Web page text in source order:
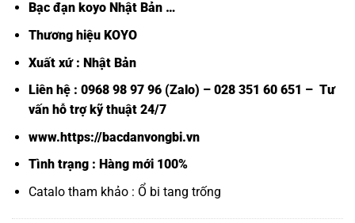
Bạc đạn koyo Nhật Bản…
Thương hiệu KOYO
Xuất xứ : Nhật Bản
Liên hệ : 0968 98 97 96 (Zalo) – 028 351 60 651 – Tư
vấn hỗ trợ kỹ thuật 24/7
www.https://bacdanvongbi.vn
Tình trạng : Hàng mới 100%
Catalo tham khảo : Ổ bi tang trống